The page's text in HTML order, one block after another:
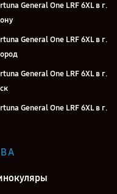
General One LRF 6XL в г.
General One LRF 6XL в г.
General One LRF 6XL в г.
General One LRF 6XL в г.
General One LRF 6XL в г.